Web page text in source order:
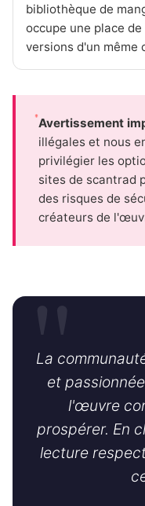
bibliothèque de
occupe une place
versions d'un même
Avertissement
illégales et nous
privilégier les
sites de scantrad
des risques de
créateurs de
La
et
l'œuvre
prospérer. En
lecture